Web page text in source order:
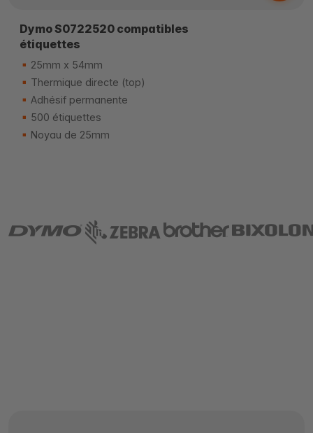
Dymo S0722520 compatibles
étiquettes
25mm x 54mm
Thermique directe (top)
Adhésif permanente
500 étiquettes
Noyau de 25mm